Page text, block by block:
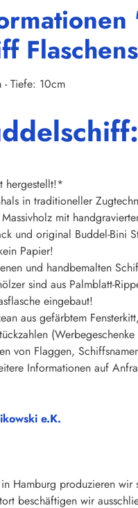
- Tiefe: 10cm
hergestellt!*
in traditioneller
mit
und original Buddel-Bini
Papier!
und handbemalten
sind aus Palmblatt-
eingebaut!
aus gefärbtem
von Flaggen,
Informationen auf
e.K.
Hamburg produzieren
beschäftigen wir